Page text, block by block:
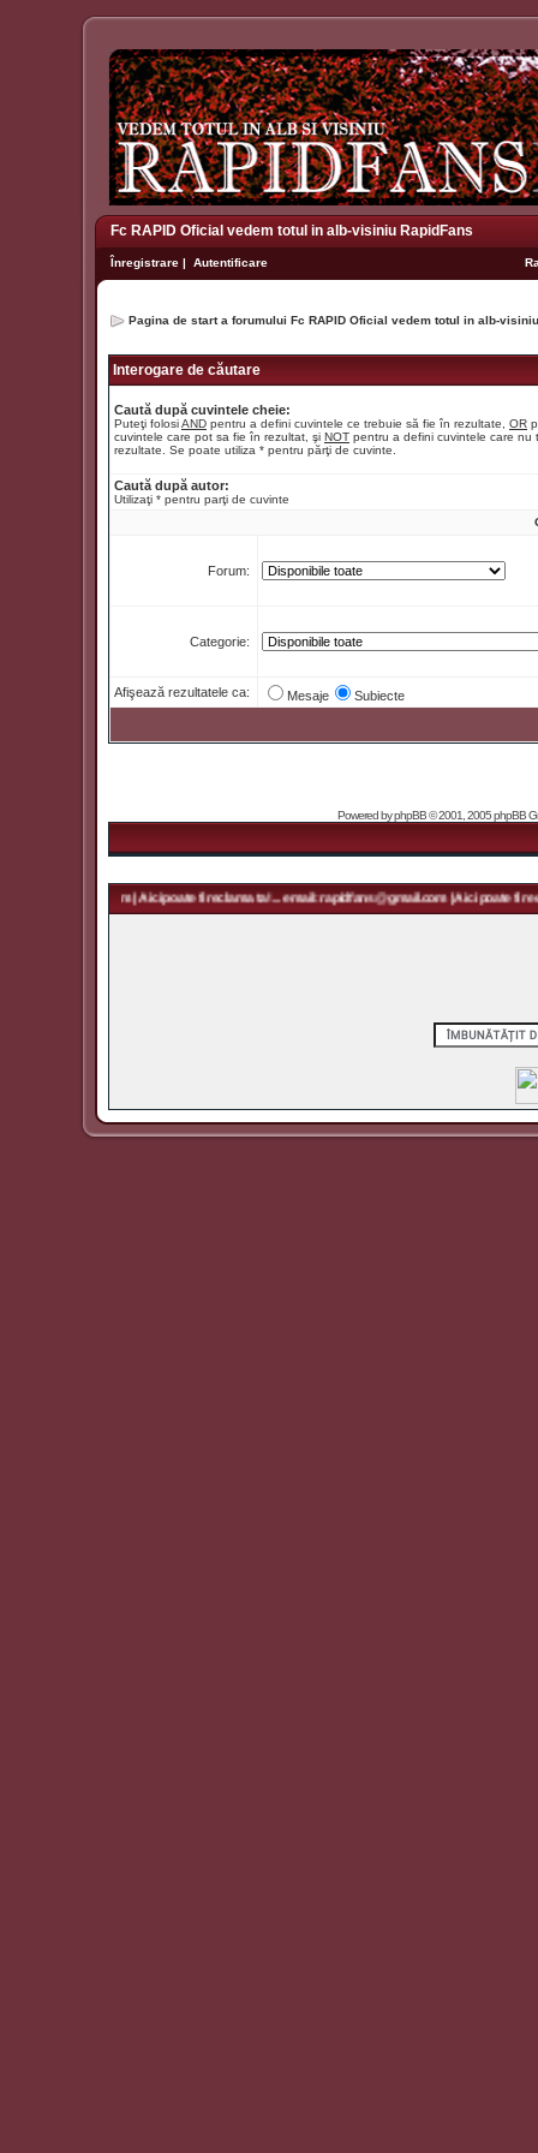
Fc RAPID Oficial vedem totul in alb-visiniu RapidFans
Înregistrare | Autentificare
Pagina de start a forumului Fc RAPID Oficial vedem totul in alb-
Interogare de căutare
Caută după cuvintele cheie:
Puteţi folosiAND pentru a defini cuvintele ce trebuie să fie în rezultate, OR
cuvintele care pot sa fie în rezultat, şi NOT pentru a defini cuvintele care nu
rezultate. Se poate utiliza * pentru părţi de cuvinte.
Caută după autor:
Utilizaţi * pentru parţi de cuvinte
Forum:
Categorie:
Afişează rezultatele ca: Mesaje Subiecte
Powered byphpBB© 2001, 2005 phpBB
| Aici poate fi reclama ta! ... email: rapidfans@gmail.com | Aici poate fi